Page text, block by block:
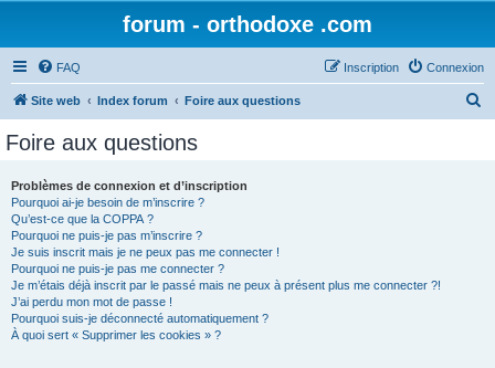
forum - orthodoxe .com
FAQ Connexion
Inscription
Site web Index forum Foire aux questions
Foire aux questions
Problèmes de connexion et d’inscription
Pourquoi ai-je besoin de m’inscrire ?
Qu’est-ce que la COPPA ?
Pourquoi ne puis-je pas m’inscrire ?
Je suis inscrit mais je ne peux pas me connecter !
Pourquoi ne puis-je pas me connecter ?
Je m’étais déjà inscrit par le passé mais ne peux à présent plus me connecter ?!
J’ai perdu mon mot de passe !
Pourquoi suis-je déconnecté automatiquement ?
À quoi sert « Supprimer les cookies » ?